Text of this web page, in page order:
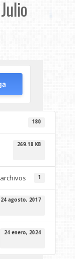
180
269.18 KB
1
24 agosto, 2017
24 enero, 2024